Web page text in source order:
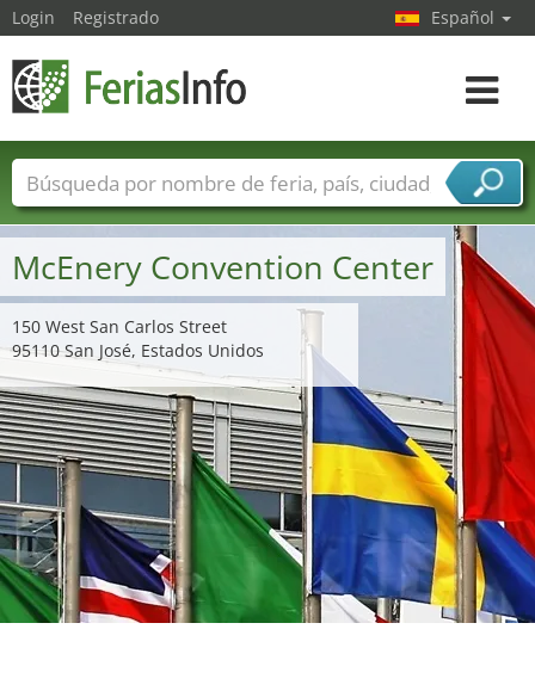
McEnery Convention Center
150 West San Carlos Street
95110 San José, Estados Unidos
Login Registrado Español
toggle
Nombres de ferias Países
Ciudades
Sectores de ferias
Sectores de proveedor de servicios